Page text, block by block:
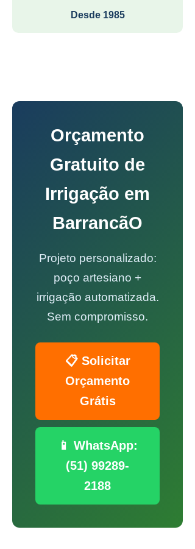
Desde 1985
Orçamento
Gratuito de
Irrigação em
BarrancãO
Projeto personalizado:
poço artesiano +
irrigação automatizada.
Sem compromisso.
📋 Solicitar
Orçamento
Grátis
📱 WhatsApp:
(51) 99289-
2188